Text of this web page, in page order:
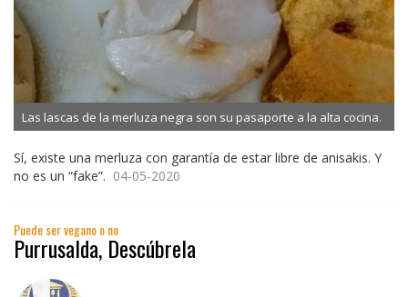
Las lascas de la merluza negra son su pasaporte a la alta cocina.
Sí, existe una merluza con garantía de estar libre de anisakis. Y
no es un “fake”. 04-05-2020
Puede ser vegano o no
Purrusalda, Descúbrela